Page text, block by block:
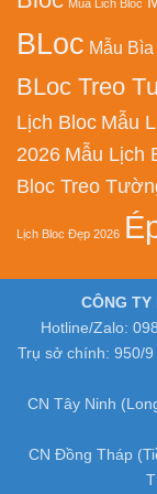
Mua Lich Bloc
BLoc Mẫu
BLoc Treo
Lịch Bloc Mẫu
2026 Mẫu Lịch
Bloc Treo
Lịch Bloc Đẹp 2026
CÔNG
Hotline/Zalo:
Trụ sở chính: 950/
CN Tây Ninh
CN Đồng Tháp